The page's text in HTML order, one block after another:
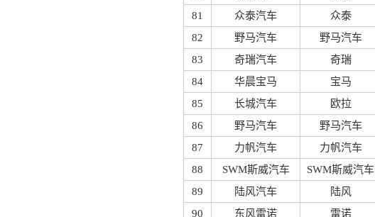
81
众泰汽车 众泰
82
野马汽车 野马汽车
83
奇瑞汽车 奇瑞
84
华晨宝马 宝马
85
长城汽车 欧拉
86
野马汽车 野马汽车
87
力帆汽车 力帆汽车
88
SWM斯威汽车 SWM斯威汽车
89
陆风汽车 陆风
90
东风雷诺 雷诺